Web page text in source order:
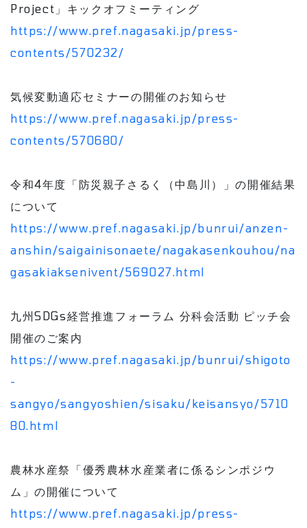
Project」キックオフミーティング
https://www.pref.nagasaki.jp/press-
contents/570232/
気候変動適応セミナーの開催のお知らせ
https://www.pref.nagasaki.jp/press-
contents/570680/
令和4年度「防災親子さるく（中島川）」の開催結果
について
https://www.pref.nagasaki.jp/bunrui/anzen-
anshin/saigainisonaete/nagakasenkouhou/na
gasakiaksenivent/569027.html
九州SDGs経営推進フォーラム 分科会活動 ピッチ会
開催のご案内
https://www.pref.nagasaki.jp/bunrui/shigoto
-
sangyo/sangyoshien/sisaku/keisansyo/5710
80.html
農林水産祭「優秀農林水産業者に係るシンポジウ
ム」の開催について
https://www.pref.nagasaki.jp/press-